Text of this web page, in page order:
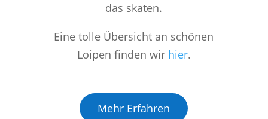
das skaten.
Eine tolle Übersicht an schönen
Loipen finden wir hier.
Mehr Erfahren